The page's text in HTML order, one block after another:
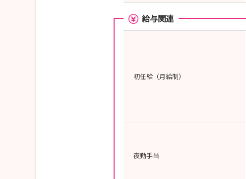
給与関連
初任給（月給制）
夜勤手当